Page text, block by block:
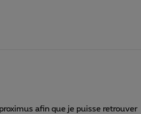
afin que je puisse retrouver